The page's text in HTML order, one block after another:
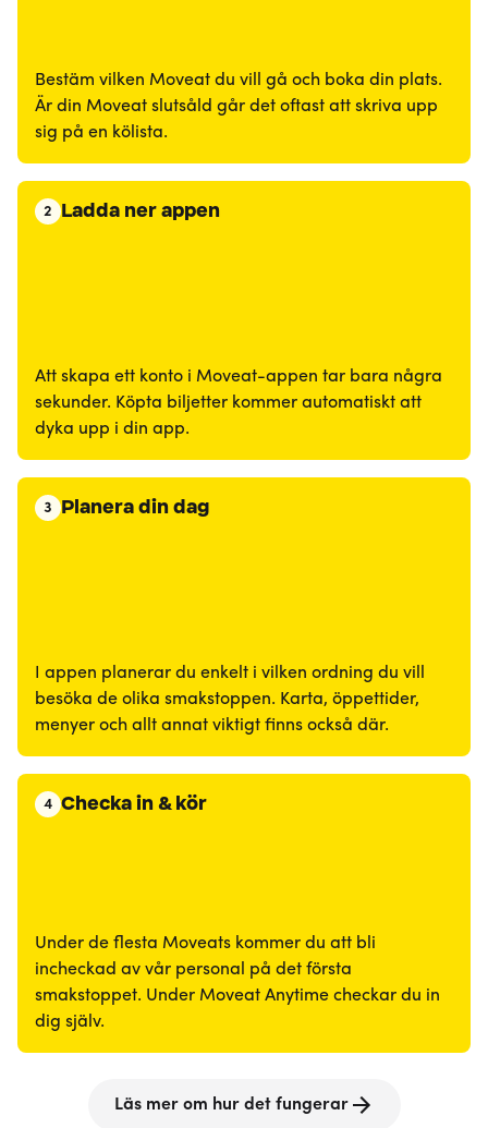
Bestäm vilken Moveat du vill gå och boka din plats.
Är din Moveat slutsåld går det oftast att skriva upp
sig på en kölista.
2 Ladda ner appen
Att skapa ett konto i Moveat-appen tar bara några
sekunder. Köpta biljetter kommer automatiskt att
dyka upp i din app.
3 Planera din dag
I appen planerar du enkelt i vilken ordning du vill
besöka de olika smakstoppen. Karta, öppettider,
menyer och allt annat viktigt finns också där.
4 Checka in & kör
Under de flesta Moveats kommer du att bli
incheckad av vår personal på det första
smakstoppet. Under Moveat Anytime checkar du in
dig själv.
Läs mer om hur det fungerar